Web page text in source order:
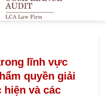
lĩnh vực
quyền giải
hiện và các